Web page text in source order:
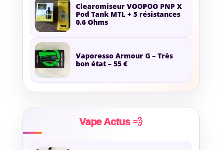
Clearomiseur VOOPOO PNP X
Pod Tank MTL + 5 résistances
0.6 Ohms
Vaporesso Armour G – Très
bon état – 55 €
Vape Actus 💨